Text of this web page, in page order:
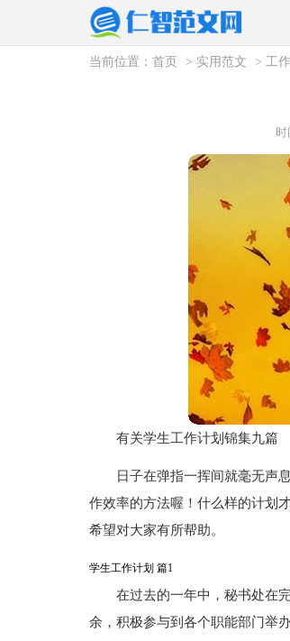
当前位置： 首页 > 实用范文 > 工
时
有关学生工作计划锦集九篇
日子在弹指一挥间就毫无声
作效率的方法喔！什么样的计划
希望对大家有所帮助。
学生工作计划 篇1
在过去的一年中，秘书处在
余，积极参与到各个职能部门举